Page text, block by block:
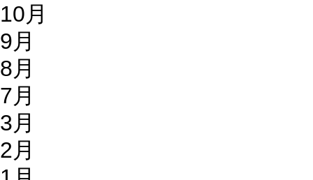
10月
9月
8月
7月
3月
2月